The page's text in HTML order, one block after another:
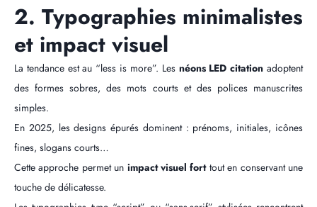
2. Typographies minimalistes
et impact visuel
La tendance est au “less is more”. Les néons LED citation adoptent
des formes sobres, des mots courts et des polices manuscrites
simples.
En 2025, les designs épurés dominent : prénoms, initiales, icônes
fines, slogans courts…
Cette approche permet un impact visuel forttout en conservant une
touche de délicatesse.